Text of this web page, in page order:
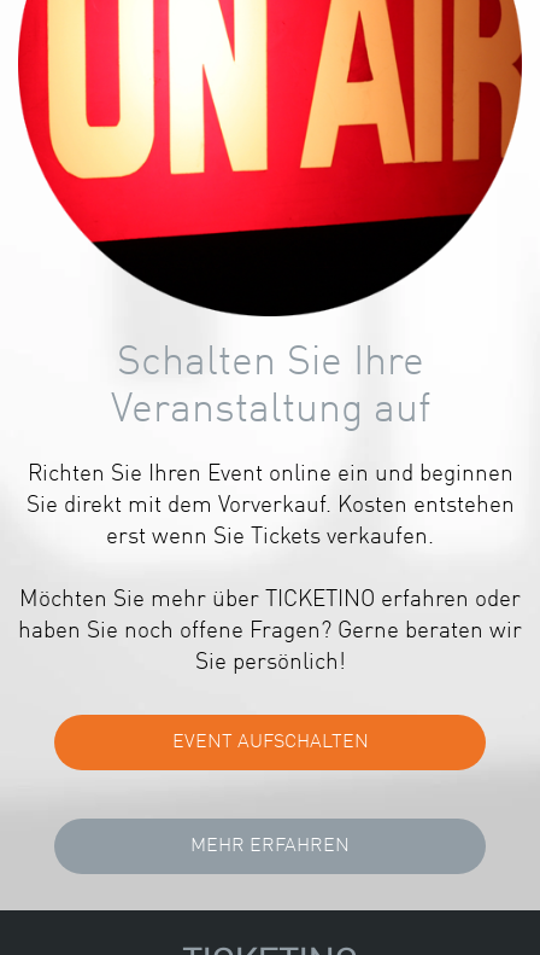
Schalten Sie Ihre
Veranstaltung auf
Richten Sie Ihren Event online ein und beginnen
Sie direkt mit dem Vorverkauf. Kosten entstehen
erst wenn Sie Tickets verkaufen.
Möchten Sie mehr über TICKETINO erfahren oder
haben Sie noch offene Fragen? Gerne beraten wir
Sie persönlich!